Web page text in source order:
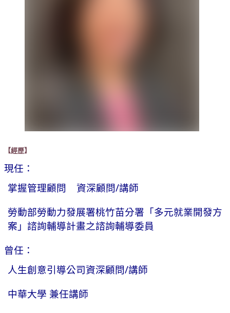
【經歷】
現任：
掌握管理顧問 資深顧問/講師
勞動部勞動力發展署桃竹苗分署「多元就業開發方
案」諮詢輔導計畫之諮詢輔導委員
曾任：
人生創意引導公司資深顧問/講師
中華大學 兼任講師